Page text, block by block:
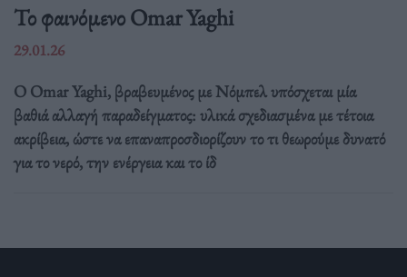
Το φαινόμενο Omar Yaghi
29.01.26
Ο Omar Yaghi, βραβευμένος με Νόμπελ υπόσχεται μία
βαθιά αλλαγή παραδείγματος: υλικά σχεδιασμένα με τέτοια
ακρίβεια, ώστε να επαναπροσδιορίζουν το τι θεωρούμε δυνατό
για το νερό, την ενέργεια και το ίδ